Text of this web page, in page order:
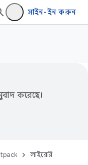
সাইন-ইন করুন
করেছে।
লাইব্রেরি